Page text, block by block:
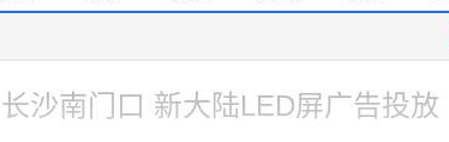
沙南门口 新大陆LED屏广告投放